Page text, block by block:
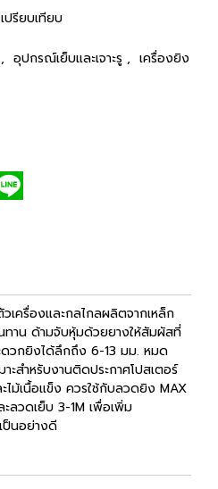
เปรียบเทียบ
, อุปกรณ์เย็บและเจาะรู , เครื่องยิง
ครื่องและกลไกลผลิตจากเหล็ก
าน ด้ามจับหุ้มด้วยยางให้สัมผัสที่
วกยิงได้ลึกถึง 6-13 มม. หมด
ะสำหรับงานติดประกาศโปสเตอร์
ม้เนื้อแข็ง ควรใช้กับลวดยิง MAX
ลวดเย็บ 3-1M เพื่อเพิ่ม
ป็นอย่างดี